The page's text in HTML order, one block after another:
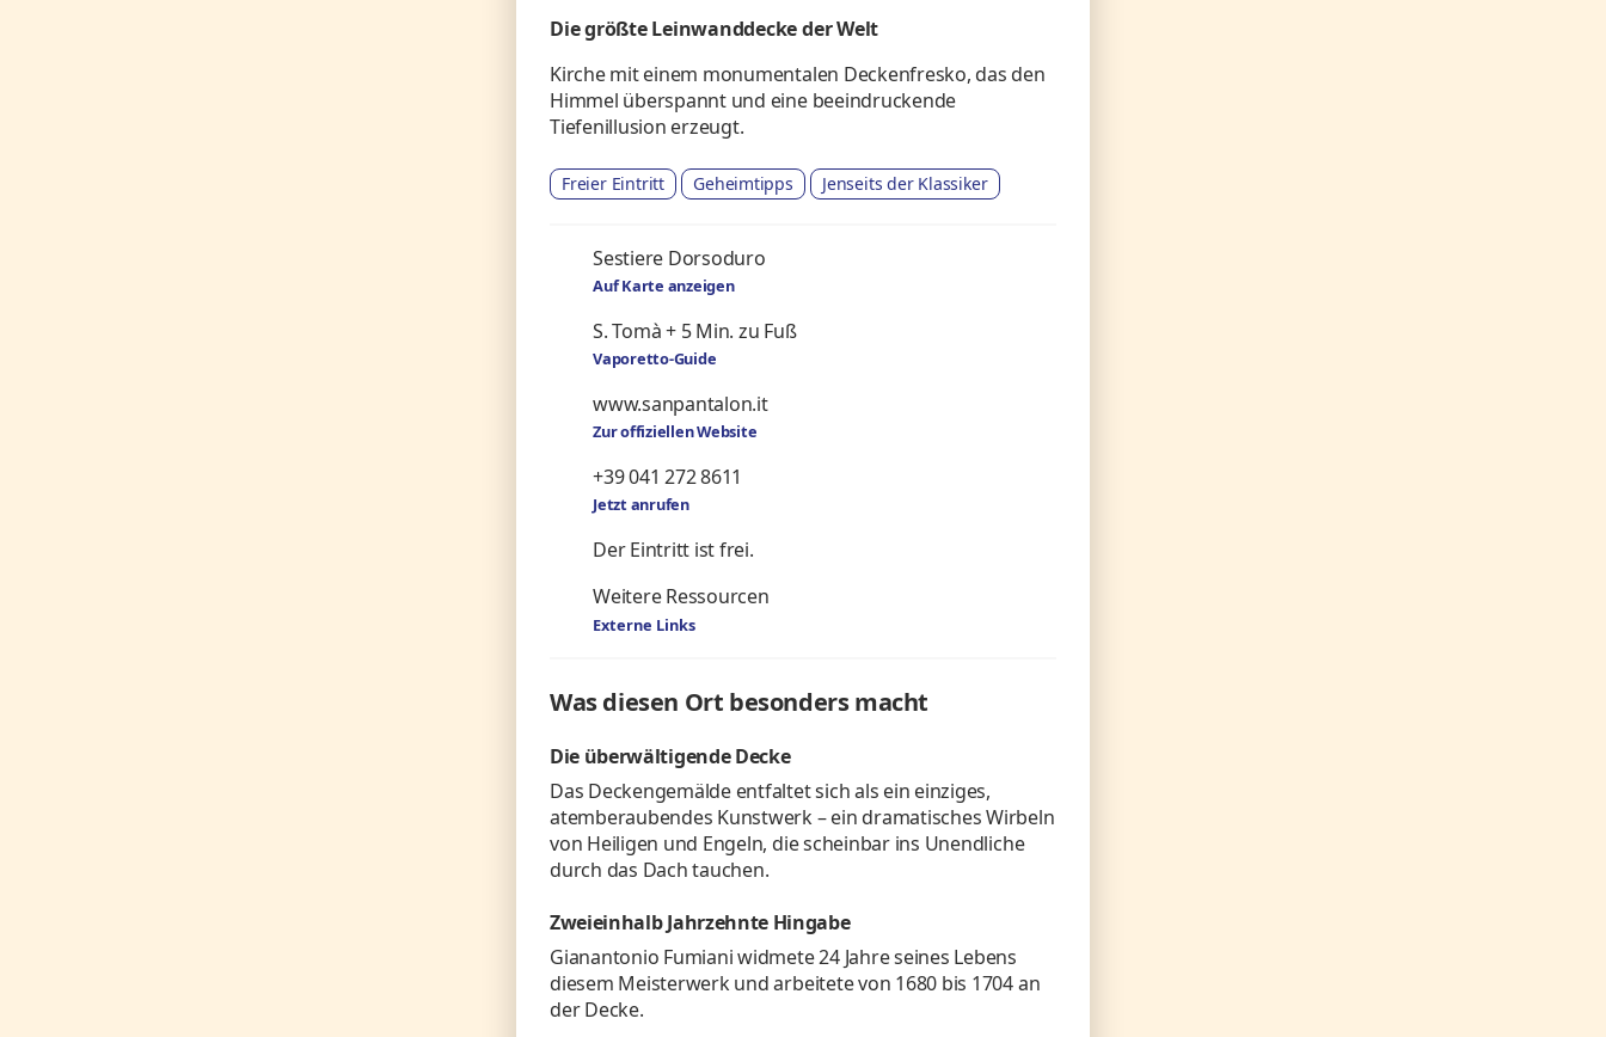
Die größte Leinwanddecke der Welt
Kirche mit einem monumentalen Deckenfresko, das den
Himmel überspannt und eine beeindruckende
Tiefenillusion erzeugt.
Freier Eintritt Geheimtipps Jenseits der Klassiker
Sestiere Dorsoduro
Auf Karte anzeigen
S. Tomà + 5 Min. zu Fuß
Vaporetto-Guide
www.sanpantalon.it
Zur offiziellen Website
+39 041 272 8611
Jetzt anrufen
Der Eintritt ist frei.
Weitere Ressourcen
Externe Links
Was diesen Ort besonders macht
Die überwältigende Decke
Das Deckengemälde entfaltet sich als ein einziges,
atemberaubendes Kunstwerk – ein dramatisches Wirbeln
von Heiligen und Engeln, die scheinbar ins Unendliche
durch das Dach tauchen.
Zweieinhalb Jahrzehnte Hingabe
Gianantonio Fumiani widmete 24 Jahre seines Lebens
diesem Meisterwerk und arbeitete von 1680 bis 1704 an
der Decke.